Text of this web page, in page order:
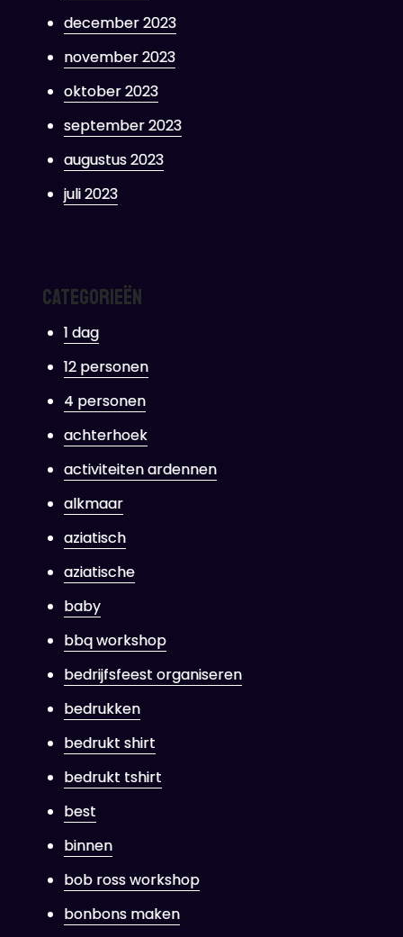
december 2023
november 2023
oktober 2023
september 2023
augustus 2023
juli 2023
Categorieën
1 dag
12 personen
4 personen
achterhoek
activiteiten ardennen
alkmaar
aziatisch
aziatische
baby
bbq workshop
bedrijfsfeest organiseren
bedrukken
bedrukt shirt
bedrukt tshirt
best
binnen
bob ross workshop
bonbons maken